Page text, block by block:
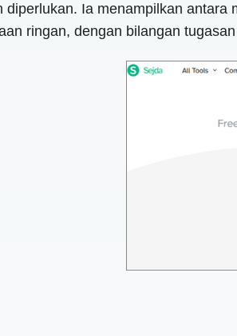
diperlukan. Ia menampilkan
ringan, dengan bilangan